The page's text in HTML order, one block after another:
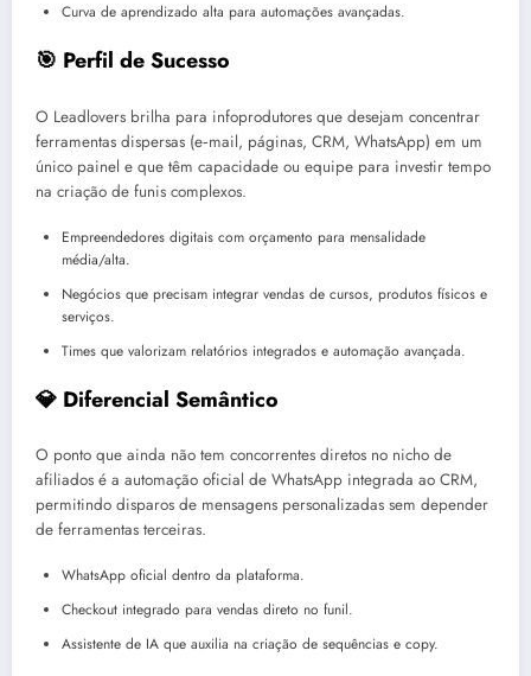
Curva de aprendizado alta para automações avançadas.
🎯 Perfil de Sucesso
O Leadlovers brilha para infoprodutores que desejam concentrar
ferramentas dispersas (e‑mail, páginas, CRM, WhatsApp) em um
único painel e que têm capacidade ou equipe para investir tempo
na criação de funis complexos.
Empreendedores digitais com orçamento para mensalidade
média/alta.
Negócios que precisam integrar vendas de cursos, produtos físicos e
serviços.
Times que valorizam relatórios integrados e automação avançada.
💎 Diferencial Semântico
O ponto que ainda não tem concorrentes diretos no nicho de
afiliados é a automação oficial de WhatsApp integrada ao CRM,
permitindo disparos de mensagens personalizadas sem depender
de ferramentas terceiras.
WhatsApp oficial dentro da plataforma.
Checkout integrado para vendas direto no funil.
Assistente de IA que auxilia na criação de sequências e copy.